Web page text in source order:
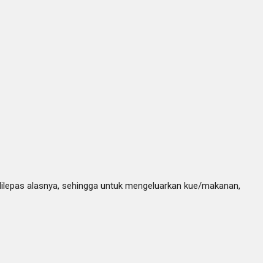
alasnya, sehingga untuk mengeluarkan kue/makanan,